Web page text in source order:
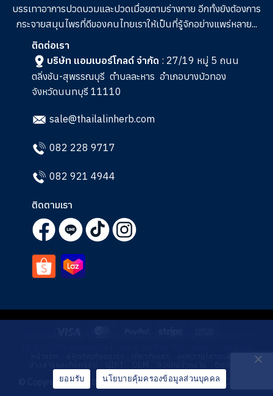
บรรเทาอาการปวดบวมและปวดเมื่อยตามร่างกาย อีกทั้งยังต้องการ
กระจายสมุนไพรที่ดีของคนไทยเราให้เป็นที่รู้จักอย่างแพร่หลาย...
ติดต่อเรา
บริษัท แอมเบอร์โกลด์ จำกัด : 27/19 หมู่ 5 ถนน
ตลิ่งชัน-สุพรรณบุรี ตำบลละหาร อำเภอบางบัวทอง
จังหวัดนนทบุรี 11110
sale@thailalinherb.com
082 228 9717
082 921 4944
ติดตามเรา
© Copyright 2026 thailalinherb Designed byCJ Soft Co., Ltd.
ยอมรับ
นโยบายคุ้มครองข้อมูลส่วนบุคคล